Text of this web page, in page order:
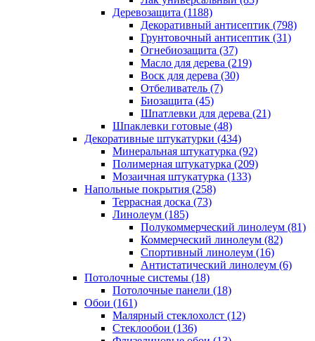
Деревозащита (1188)
Декоративный антисептик (798)
Грунтовочный антисептик (31)
Огнебиозащита (37)
Масло для дерева (219)
Воск для дерева (30)
Отбеливатель (7)
Биозащита (45)
Шпатлевки для дерева (21)
Шпаклевки готовые (48)
Декоративные штукатурки (434)
Минеральная штукатурка (92)
Полимерная штукатурка (209)
Мозаичная штукатурка (133)
Напольные покрытия (258)
Террасная доска (73)
Линолеум (185)
Полукоммерческий линолеум (81)
Коммерческий линолеум (82)
Спортивный линолеум (16)
Антистатический линолеум (6)
Потолочные системы (18)
Потолочные панели (18)
Обои (161)
Малярный стеклохолст (12)
Стеклообои (136)